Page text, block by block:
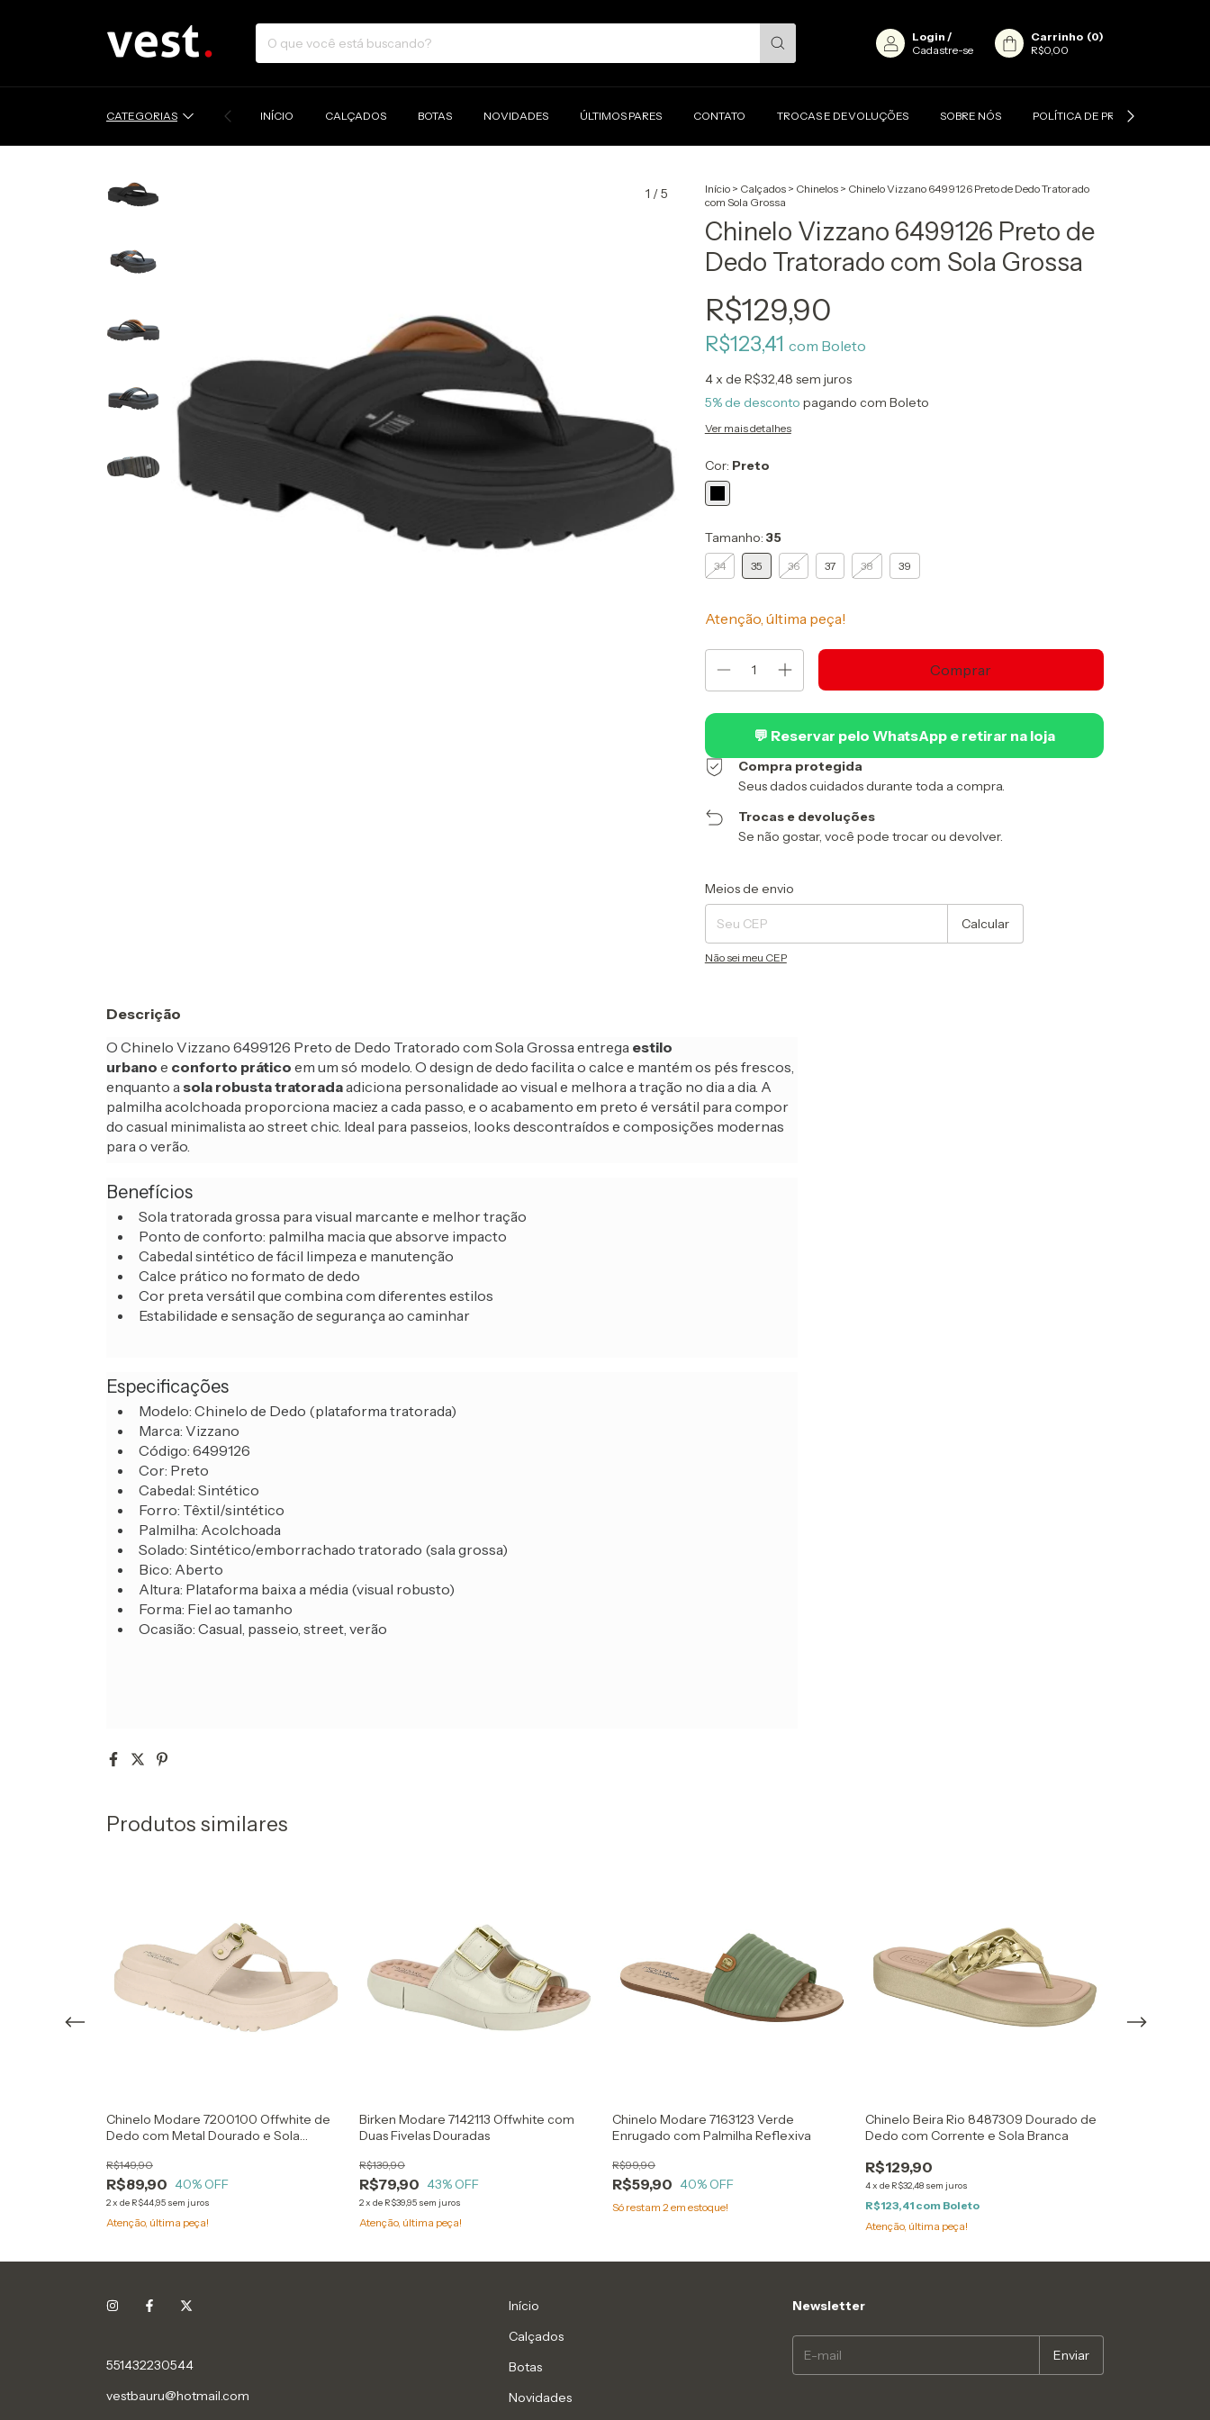
Login /
Cadastre-se
Carrinho (0)
R$0,00
CATEGORIAS INÍCIO CALÇADOS BOTAS NOVIDADES ÚLTIMOS PARES CONTATO TROCAS E DEVOLUÇÕES SOBRE NÓS POLÍTICA DE PRIVACIDADE
1 /5 Início > Calçados > Chinelos > Chinelo Vizzano 6499126 Preto de Dedo Tratorado
com Sola Grossa
Chinelo Vizzano 6499126 Preto de
Dedo Tratorado com Sola Grossa
R$129,90
R$123,41 com Boleto
4x de R$32,48 sem juros
5% de desconto pagando com Boleto
Ver mais detalhes
Cor: Preto
Tamanho: 35
34 35 36 37 38 39
Atenção, última peça!
💬 Reservar pelo WhatsApp e retirar na loja
Compra protegida
Seus dados cuidados durante toda a compra.
Trocas e devoluções
Se não gostar, você pode trocar ou devolver.
Entregas para o CEP:
Meios de envio
Calcular
Não sei meu CEP
Descrição
O Chinelo Vizzano 6499126 Preto de Dedo Tratorado com Sola Grossa entrega estilo
urbano e conforto prático em um só modelo. O design de dedo facilita o calce e mantém os pés frescos,
enquanto a sola robusta tratoradaadiciona personalidade ao visual e melhora a tração no dia a dia. A
palmilha acolchoada proporciona maciez a cada passo, e o acabamento em preto é versátil para compor
do casual minimalista ao street chic. Ideal para passeios, looks descontraídos e composições modernas
para o verão.
Benefícios
Sola tratorada grossa para visual marcante e melhor tração
Ponto de conforto: palmilha macia que absorve impacto
Cabedal sintético de fácil limpeza e manutenção
Calce prático no formato de dedo
Cor preta versátil que combina com diferentes estilos
Estabilidade e sensação de segurança ao caminhar
Especificações
Modelo: Chinelo de Dedo (plataforma tratorada)
Marca: Vizzano
Código: 6499126
Cor: Preto
Cabedal: Sintético
Forro: Têxtil/sintético
Palmilha: Acolchoada
Solado: Sintético/emborrachado tratorado (sala grossa)
Bico: Aberto
Altura: Plataforma baixa a média (visual robusto)
Forma: Fiel ao tamanho
Ocasião: Casual, passeio, street, verão
Produtos similares
Chinelo Modare 7200100 Offwhite de
Dedo com Metal Dourado e Sola
R$89,90
R$149,90
40% OFF
2x de R$44,95 sem juros
Atenção, última peça!
Birken Modare 7142113 Offwhite com
Duas Fivelas Douradas
R$79,90
R$139,90
43% OFF
2x de R$39,95 sem juros
Atenção, última peça!
Chinelo Modare 7163123 Verde
Enrugado com Palmilha Reflexiva
R$59,90
R$99,90
40% OFF
Só restam 2 em estoque!
Chinelo Beira Rio 8487309 Dourado de
Dedo com Corrente e Sola Branca
R$129,90
4x de R$32,48 sem juros
R$123,41 com Boleto
Atenção, última peça!
551432230544
vestbauru@hotmail.com
Início
Calçados
Botas
Novidades
Newsletter